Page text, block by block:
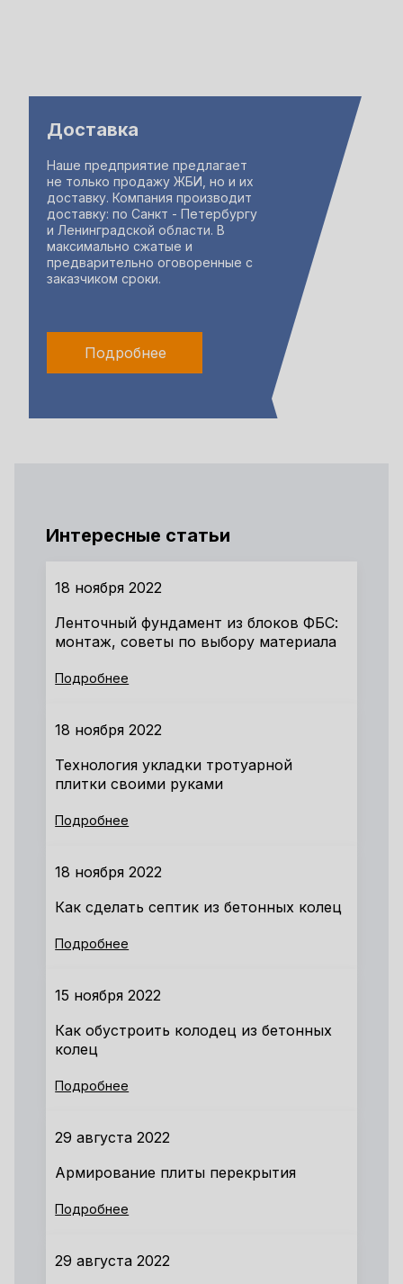
Доставка
Наше предприятие предлагает
не только продажу ЖБИ, но и их
доставку. Компания производит
доставку: по Санкт - Петербургу
и Ленинградской области. В
максимально сжатые и
предварительно оговоренные с
заказчиком сроки.
Подробнее
Интересные статьи
18 ноября 2022
Ленточный фундамент из блоков ФБС:
монтаж, советы по выбору материала
Подробнее
18 ноября 2022
Технология укладки тротуарной
плитки своими руками
Подробнее
18 ноября 2022
Как сделать септик из бетонных колец
Подробнее
15 ноября 2022
Как обустроить колодец из бетонных
колец
Подробнее
29 августа 2022
Армирование плиты перекрытия
Подробнее
29 августа 2022